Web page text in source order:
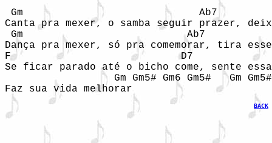
Gm                             Ab7
Canta pra mexer, o samba seguir prazer,
Gm                           Ab7
Dança pra mexer, só pra comemorar, tira
F
Se ficar parado até o bicho come, sente
Gm Gm5# Gm6 Gm5#   Gm
Faz sua vida melhorar
BACK